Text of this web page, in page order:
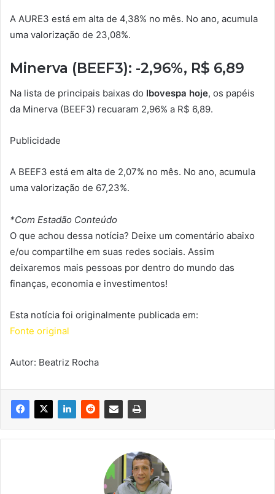
A AURE3 está em alta de 4,38% no mês. No ano, acumula
uma valorização de 23,08%.
Minerva (BEEF3): -2,96%, R$ 6,89
Na lista de principais baixas do Ibovespa hoje, os papéis
da Minerva (BEEF3) recuaram 2,96% a R$ 6,89.
Publicidade
A BEEF3 está em alta de 2,07% no mês. No ano, acumula
uma valorização de 67,23%.
*Com Estadão Conteúdo
O que achou dessa notícia? Deixe um comentário abaixo
e/ou compartilhe em suas redes sociais. Assim
deixaremos mais pessoas por dentro do mundo das
finanças, economia e investimentos!
Esta notícia foi originalmente publicada em:
Fonte original
Autor: Beatriz Rocha